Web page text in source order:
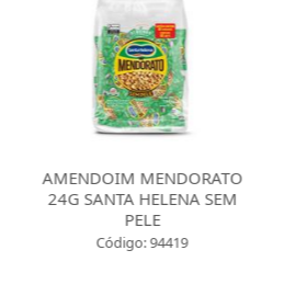
AMENDOIM MENDORATO
24G SANTA HELENA SEM
PELE
Código: 94419